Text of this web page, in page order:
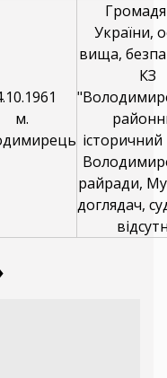
м.
України,
вища,
КЗ
райради,
доглядач,